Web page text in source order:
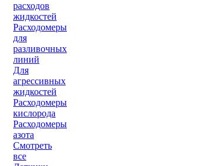
расходов
жидкостей
Расходомеры
для
разливочных
линий
Для
агрессивных
жидкостей
Расходомеры
кислорода
Расходомеры
азота
Смотреть
все